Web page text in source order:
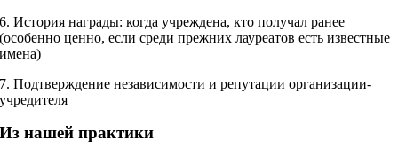
6. История награды: когда учреждена, кто получал ранее
(особенно ценно, если среди прежних лауреатов есть известные
имена)
7. Подтверждение независимости и репутации организации-
учредителя
Из нашей практики